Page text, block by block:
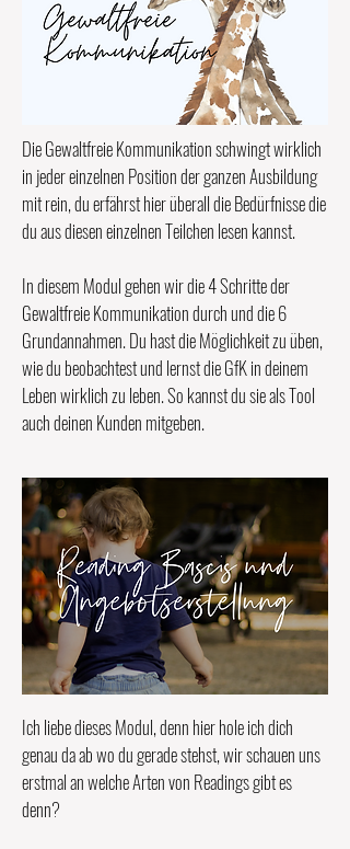
Die Gewaltfreie Kommunikation schwingt wirklich
in jeder einzelnen Position der ganzen Ausbildung
mit rein, du erfährst hier überall die Bedürfnisse die
du aus diesen einzelnen Teilchen lesen kannst.
In diesem Modul gehen wir die 4 Schritte der
Gewaltfreie Kommunikation durch und die 6
Grundannahmen. Du hast die Möglichkeit zu üben,
wie du beobachtest und lernst die GfK in deinem
Leben wirklich zu leben. So kannst du sie als Tool
auch deinen Kunden mitgeben.
Ich liebe dieses Modul, denn hier hole ich dich
genau da ab wo du gerade stehst, wir schauen uns
erstmal an welche Arten von Readings gibt es
denn?